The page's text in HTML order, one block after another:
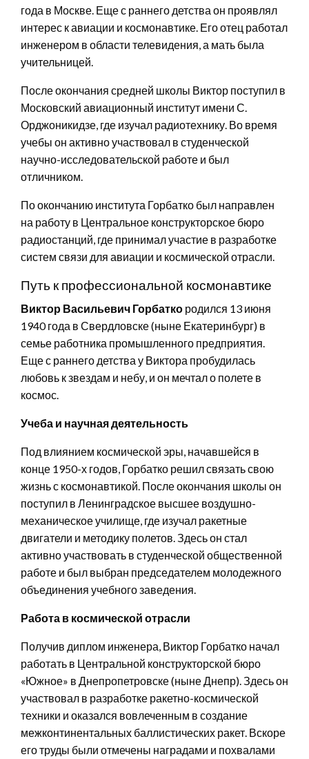
года в Москве. Еще с раннего детства он проявлял
интерес к авиации и космонавтике. Его отец работал
инженером в области телевидения, а мать была
учительницей.
После окончания средней школы Виктор поступил в
Московский авиационный институт имени С.
Орджоникидзе, где изучал радиотехнику. Во время
учебы он активно участвовал в студенческой
научно-исследовательской работе и был
отличником.
По окончанию института Горбатко был направлен
на работу в Центральное конструкторское бюро
радиостанций, где принимал участие в разработке
систем связи для авиации и космической отрасли.
Путь к профессиональной космонавтике
Виктор Васильевич Горбатко родился 13 июня
1940 года в Свердловске (ныне Екатеринбург) в
семье работника промышленного предприятия.
Еще с раннего детства у Виктора пробудилась
любовь к звездам и небу, и он мечтал о полете в
космос.
Учеба и научная деятельность
Под влиянием космической эры, начавшейся в
конце 1950-х годов, Горбатко решил связать свою
жизнь с космонавтикой. После окончания школы он
поступил в Ленинградское высшее воздушно-
механическое училище, где изучал ракетные
двигатели и методику полетов. Здесь он стал
активно участвовать в студенческой общественной
работе и был выбран председателем молодежного
объединения учебного заведения.
Работа в космической отрасли
Получив диплом инженера, Виктор Горбатко начал
работать в Центральной конструкторской бюро
«Южное» в Днепропетровске (ныне Днепр). Здесь он
участвовал в разработке ракетно-космической
техники и оказался вовлеченным в создание
межконтинентальных баллистических ракет. Вскоре
его труды были отмечены наградами и похвалами